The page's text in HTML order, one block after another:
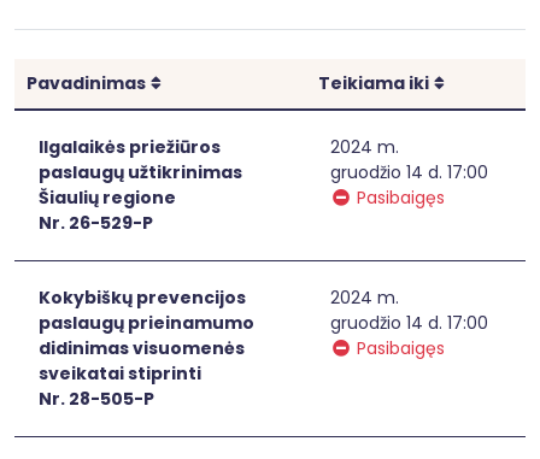
Pavadinimas Rikiuoti Teikiama iki Rikiuoti
Ilgalaikės priežiūros
paslaugų užtikrinimas
Šiaulių regione
Nr. 26-529-P
2024 m.
gruodžio 14 d. 17:00
Pasibaigęs
Kokybiškų prevencijos
paslaugų prieinamumo
didinimas visuomenės
sveikatai stiprinti
Nr. 28-505-P
2024 m.
gruodžio 14 d. 17:00
Pasibaigęs